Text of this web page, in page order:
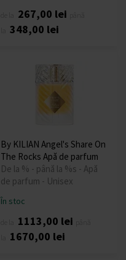
267,00 lei
348,00 lei
By KILIAN Angel's Share On
The Rocks Apă de parfum
De la % - până la %s - Apă
de parfum - Unisex
În stoc
1113,00 lei
1670,00 lei